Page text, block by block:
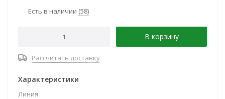
Есть в наличии (58)
В корзину
Рассчитать доставку
Характеристики
Линия